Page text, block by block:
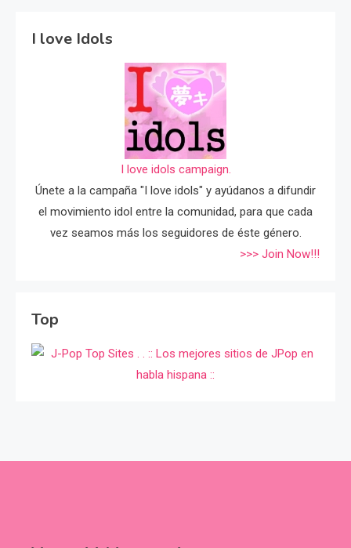
I love Idols
I love idols campaign.
Únete a la campaña "I love idols" y ayúdanos a difundir
el movimiento idol entre la comunidad, para que cada
vez seamos más los seguidores de éste género.
>>> Join Now!!!
Top